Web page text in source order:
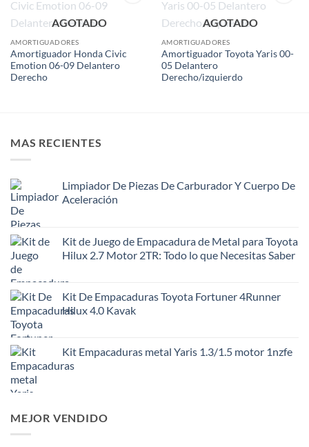
AGOTADO
AMORTIGUADORES
Amortiguador Honda Civic
Emotion 06-09 Delantero
Derecho
AGOTADO
AMORTIGUADORES
Amortiguador Toyota Yaris 00-
05 Delantero
Derecho/izquierdo
MAS RECIENTES
Limpiador De Piezas De Carburador Y Cuerpo De
Aceleración
Kit de Juego de Empacadura de Metal para Toyota
Hilux 2.7 Motor 2TR: Todo lo que Necesitas Saber
Kit De Empacaduras Toyota Fortuner 4Runner
Hilux 4.0 Kavak
Kit Empacaduras metal Yaris 1.3/1.5 motor 1nzfe
MEJOR VENDIDO